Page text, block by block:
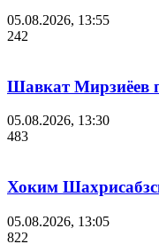
05.08.2026, 13:55
242
Шавкат Мирзиёев
05.08.2026, 13:30
483
Хоким
05.08.2026, 13:05
822